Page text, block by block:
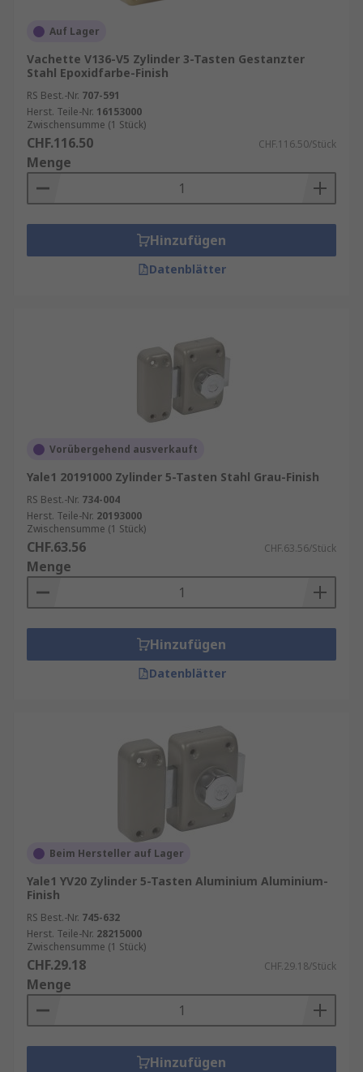
Auf Lager
Vachette V136-V5 Zylinder 3-Tasten Gestanzter
Stahl Epoxidfarbe-Finish
RS Best.-Nr. 707-591
Herst. Teile-Nr. 16153000
Zwischensumme (1 Stück)
CHF.116.50 CHF.116.50/Stück
Menge
Hinzufügen
Datenblätter
Vorübergehend ausverkauft
Yale1 20191000 Zylinder 5-Tasten Stahl Grau-Finish
RS Best.-Nr. 734-004
Herst. Teile-Nr. 20193000
Zwischensumme (1 Stück)
CHF.63.56 CHF.63.56/Stück
Menge
Hinzufügen
Datenblätter
Beim Hersteller auf Lager
Yale1 YV20 Zylinder 5-Tasten Aluminium Aluminium-
Finish
RS Best.-Nr. 745-632
Herst. Teile-Nr. 28215000
Zwischensumme (1 Stück)
CHF.29.18 CHF.29.18/Stück
Menge
Hinzufügen